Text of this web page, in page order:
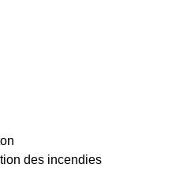
des incendies